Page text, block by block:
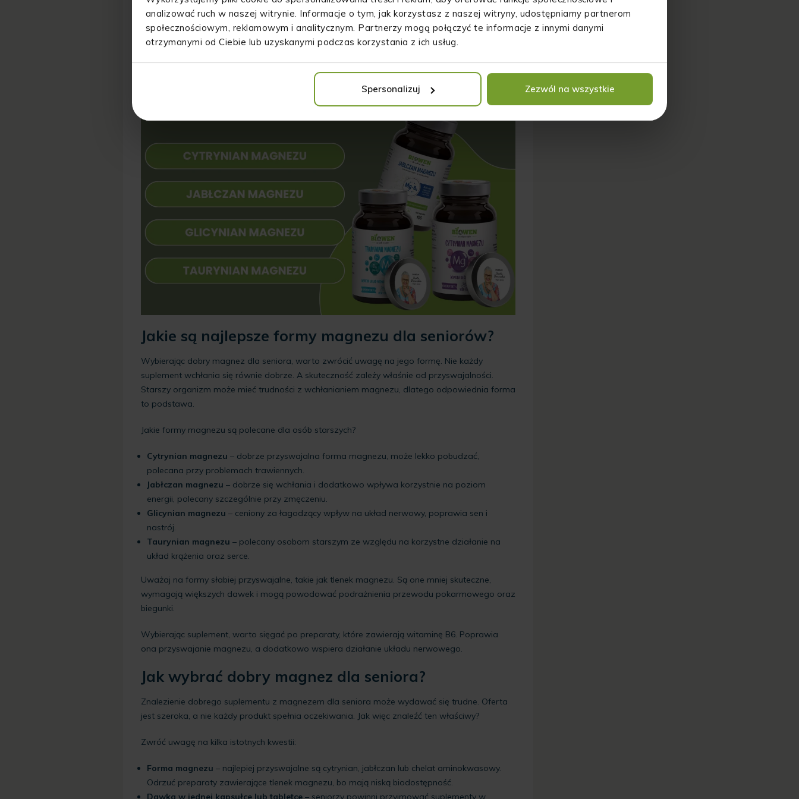
analizować ruch w naszej witrynie. Informacje o tym, jak korzystasz z naszej witryny, udostępniamy partnerom
społecznościowym, reklamowym i analitycznym. Partnerzy mogą połączyć te informacje z innymi danymi
otrzymanymi od Ciebie lub uzyskanymi podczas korzystania z ich usług.
Spersonalizuj Zezwól na wszystkie
Warto też pamiętać, że niedobór magnezu może nasilać objawy już istniejących chorób, np.
cukrzycy, nadciśnienia czy osteoporozy.
Jakie są najlepsze formy magnezu dla seniorów?
Wybierając dobry magnez dla seniora, warto zwrócić uwagę na jego formę. Nie każdy
suplement wchłania się równie dobrze. A skuteczność zależy właśnie od przyswajalności.
Starszy organizm może mieć trudności z wchłanianiem magnezu, dlatego odpowiednia forma
to podstawa.
Jakie formy magnezu są polecane dla osób starszych?
Cytrynian magnezu – dobrze przyswajalna forma magnezu, może lekko pobudzać,
polecana przy problemach trawiennych.
Jabłczan magnezu – dobrze się wchłania i dodatkowo wpływa korzystnie na poziom
energii, polecany szczególnie przy zmęczeniu.
Glicynian magnezu – ceniony za łagodzący wpływ na układ nerwowy, poprawia sen i
nastrój.
Taurynian magnezu – polecany osobom starszym ze względu na korzystne działanie na
układ krążenia oraz serce.
Uważaj na formy słabiej przyswajalne, takie jak tlenek magnezu. Są one mniej skuteczne,
wymagają większych dawek i mogą powodować podrażnienia przewodu pokarmowego oraz
biegunki.
Wybierając suplement, warto sięgać po preparaty, które zawierają witaminę B6. Poprawia
ona przyswajanie magnezu, a dodatkowo wspiera działanie układu nerwowego.
Jak wybrać dobry magnez dla seniora?
Znalezienie dobrego suplementu z magnezem dla seniora może wydawać się trudne. Oferta
jest szeroka, a nie każdy produkt spełnia oczekiwania. Jak więc znaleźć ten właściwy?
Zwróć uwagę na kilka istotnych kwestii:
Forma magnezu – najlepiej przyswajalne są cytrynian, jabłczan lub chelat aminokwasowy.
Odrzuć preparaty zawierające tlenek magnezu, bo mają niską biodostępność.
Dawka w jednej kapsułce lub tabletce – seniorzy powinni przyjmować suplementy w